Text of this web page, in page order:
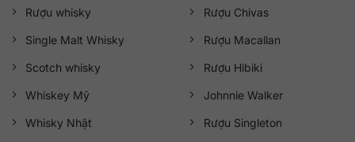
Rượu whisky
Single Malt Whisky
Scotch whisky
Whiskey Mỹ
Whisky Nhật
Rượu Chivas
Rượu Macallan
Rượu Hibiki
Johnnie Walker
Rượu Singleton